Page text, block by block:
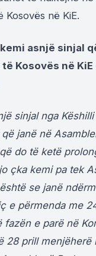
Kosovës në KiE.
asnjë sinjal
Kosovës në KiE
sinjal nga
janë në
do të ketë
çka kemi pa tek
se janë
e përmenda me
fazën e parë në
28 prill menjëherë